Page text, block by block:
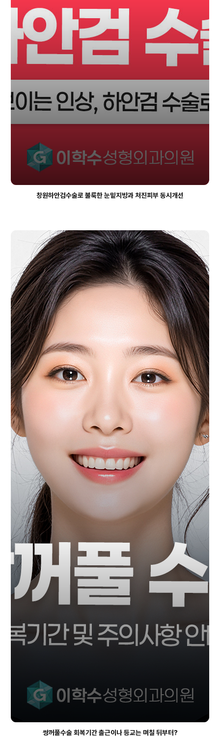
창원하안검수술로 불룩한 눈밑지방과 처진피부 동시개선
쌍꺼풀수술 회복기간 출근이나 등교는 며칠 뒤부터?